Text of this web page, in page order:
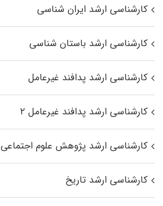
کارشناسی ارشد ایران شناسی
کارشناسی ارشد باستان شناسی
کارشناسی ارشد پدافند غیرعامل
کارشناسی ارشد پدافند غیرعامل ۲
کارشناسی ارشد پژوهش علوم اجتماعی
کارشناسی ارشد تاریخ